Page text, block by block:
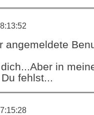
angemeldete
in
fehlst...